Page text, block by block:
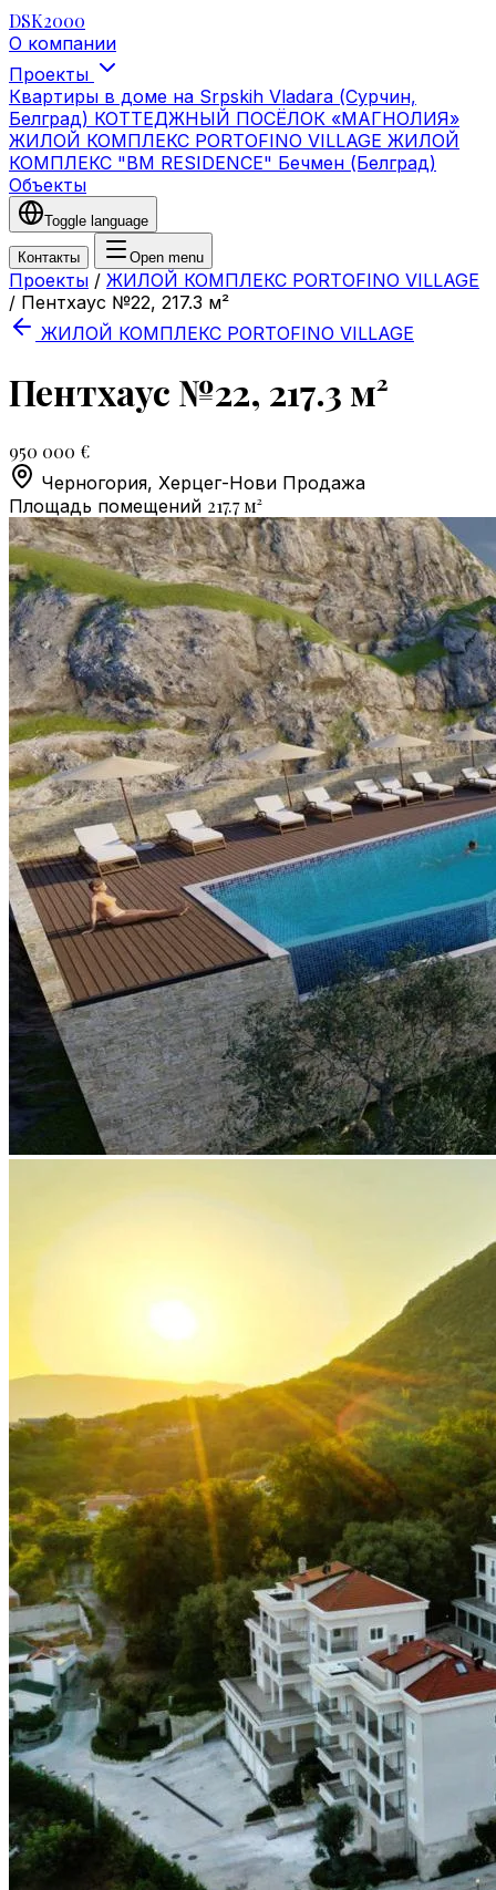
DSK2000
О компании
Проекты
Квартиры в доме на Srpskih Vladara (Сурчин,
Белград) КОТТЕДЖНЫЙ ПОСЁЛОК «МАГНОЛИЯ»
ЖИЛОЙ КОМПЛЕКС PORTOFINO VILLAGE ЖИЛОЙ
КОМПЛЕКС "BM RESIDENCE" Бечмен (Белград)
Объекты
Toggle language
Контакты Open menu
Проекты / ЖИЛОЙ КОМПЛЕКС PORTOFINO VILLAGE
/ Пентхаус №22, 217.3 м²
ЖИЛОЙ КОМПЛЕКС PORTOFINO VILLAGE
Пентхаус №22, 217.3 м²
950 000 €
Черногория, Херцег-Нови Продажа
Площадь помещений 217.7м²